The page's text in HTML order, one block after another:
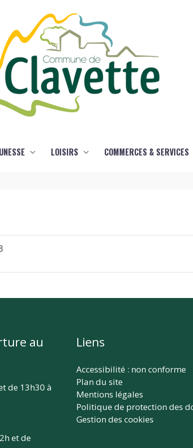
LOISIRS COMMERCES & SERVICES
au
de 13h30 à
et de
Liens
Accessibilité : non conforme
Plan du site
Mentions légales
Politique de protection des
Gestion des cookies